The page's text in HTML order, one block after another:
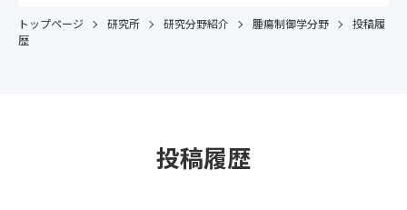
トップページ 研究所 研究分野紹介 腫瘍制御学分野
投稿履
歴
投稿履歴